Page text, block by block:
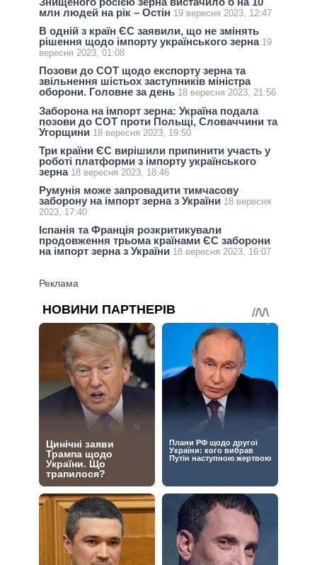
млн людей на рік – Остін 19 вересня 2023, 12:47
В одній з країн ЄС заявили, що не змінять
рішення щодо імпорту українського зерна 19
вересня 2023, 01:08
Позови до СОТ щодо експорту зерна та
звільнення шістьох заступників міністра
оборони. Головне за день 18 вересня 2023, 21:56
Заборона на імпорт зерна: Україна подала
позови до СОТ проти Польщі, Словаччини та
Угорщини 18 вересня 2023, 19:50
Три країни ЄС вирішили припинити участь у
роботі платформи з імпорту українського
зерна 18 вересня 2023, 18:46
Румунія може запровадити тимчасову
заборону на імпорт зерна з України 18 вересня
2023, 17:40
Іспанія та Франція розкритикували
продовження трьома країнами ЄС заборони
на імпорт зерна з України 18 вересня 2023, 16:07